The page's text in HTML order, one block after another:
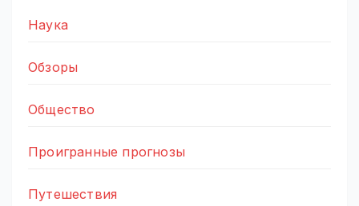
Наука
Обзоры
Общество
Проигранные прогнозы
Путешествия